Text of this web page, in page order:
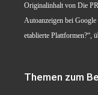
Originalinhalt von Die
Autoanzeigen bei
etablierte Plattformen?“,
Themen zum